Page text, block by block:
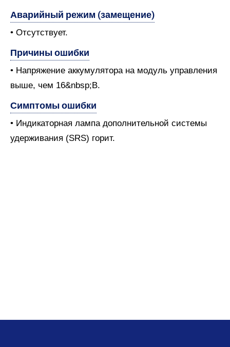
Аварийный режим (замещение)
• Отсутствует.
Причины ошибки
• Напряжение аккумулятора на модуль управления
выше, чем 16&nbsp;В.
Симптомы ошибки
• Индикаторная лампа дополнительной системы
удерживания (SRS) горит.